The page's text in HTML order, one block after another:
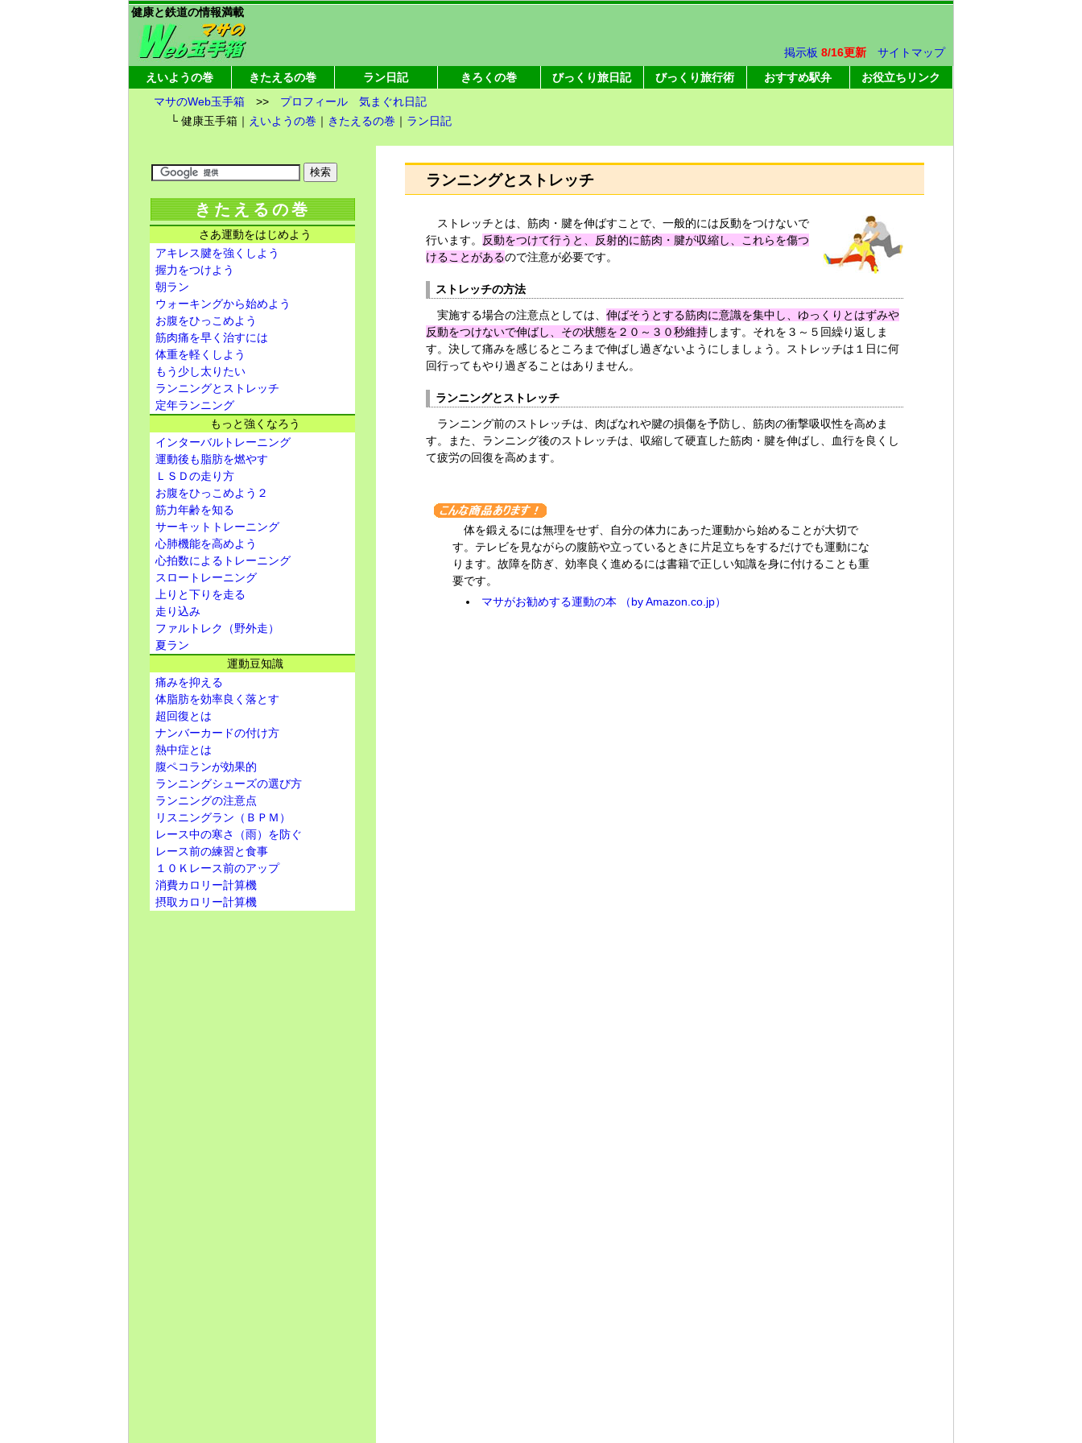
健康と鉄道の情報満載
掲示板 8/16更新
サイトマップ
えいようの巻
きたえるの巻 ラン日記 きろくの巻 びっくり旅日記 びっくり旅行術 おすすめ駅弁
お役立ちリンク
マサのWeb玉手箱>> プロフィール
気まぐれ日記
└ 健康玉手箱｜ えいようの巻 ｜ きたえるの巻 ｜ ラン日記
ランニングとストレッチ
ストレッチとは、筋肉・腱を伸ばすことで、一般的には反動をつけないで
行います。
反動をつけて行うと、反射的に筋肉・腱が収縮し、これらを傷つ
けることがあるので注意が必要です。
ストレッチの方法
実施する場合の注意点としては、伸ばそうとする筋肉に意識を集中し、ゆっくりとはずみや
反動をつけないで伸ばし、その状態を２０～３０秒維持します。それを３～５回繰り返しま
す。決して痛みを感じるところまで伸ばし過ぎないようにしましょう。ストレッチは１日に何
回行ってもやり過ぎることはありません。
ランニングとストレッチ
ランニング前のストレッチは、肉ばなれや腱の損傷を予防し、筋肉の衝撃吸収性を高めま
す。また、ランニング後のストレッチは、収縮して硬直した筋肉・腱を伸ばし、血行を良くし
て疲労の回復を高めます。
体を鍛えるには無理をせず、自分の体力にあった運動から始めることが大切で
す。テレビを見ながらの腹筋や立っているときに片足立ちをするだけでも運動にな
ります。故障を防ぎ、効率良く進めるには書籍で正しい知識を身に付けることも重
要です。
マサがお勧めする運動の本 （by Amazon.co.jp）
きたえるの巻
さあ運動をはじめよう
アキレス腱を強くしよう
握力をつけよう
朝ラン
ウォーキングから始めよう
お腹をひっこめよう
筋肉痛を早く治すには
体重を軽くしよう
もう少し太りたい
ランニングとストレッチ
定年ランニング
もっと強くなろう
インターバルトレーニング
運動後も脂肪を燃やす
ＬＳＤの走り方
お腹をひっこめよう２
筋力年齢を知る
サーキットトレーニング
心肺機能を高めよう
心拍数によるトレーニング
スロートレーニング
上りと下りを走る
走り込み
ファルトレク（野外走）
夏ラン
運動豆知識
痛みを抑える
体脂肪を効率良く落とす
超回復とは
ナンバーカードの付け方
熱中症とは
腹ペコランが効果的
ランニングシューズの選び方
ランニングの注意点
リスニングラン（ＢＰＭ）
レース中の寒さ（雨）を防ぐ
レース前の練習と食事
１０Ｋレース前のアップ
消費カロリー計算機
摂取カロリー計算機